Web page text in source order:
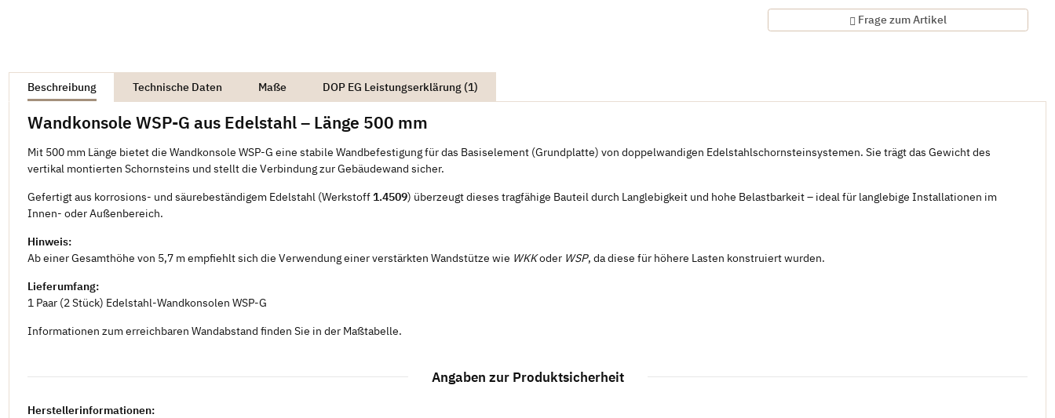
Frage zum Artikel
Beschreibung Technische Daten Maße DOP EG Leistungserklärung (1)
Wandkonsole WSP-G aus Edelstahl – Länge 500 mm
Mit 500 mm Länge bietet die Wandkonsole WSP-G eine stabile Wandbefestigung für das Basiselement (Grundplatte) von doppelwandigen Edelstahlschornsteinsystemen. Sie trägt das Gewicht des
vertikal montierten Schornsteins und stellt die Verbindung zur Gebäudewand sicher.
Gefertigt aus korrosions- und säurebeständigem Edelstahl (Werkstoff1.4509) überzeugt dieses tragfähige Bauteil durch Langlebigkeit und hohe Belastbarkeit – ideal für langlebige Installationen im
Innen- oder Außenbereich.
Hinweis:
Ab einer Gesamthöhe von 5,7 m empfiehlt sich die Verwendung einer verstärkten Wandstütze wie WKKoder WSP, da diese für höhere Lasten konstruiert wurden.
Lieferumfang:
1 Paar (2 Stück) Edelstahl-Wandkonsolen WSP-G
Informationen zum erreichbaren Wandabstand finden Sie in der Maßtabelle.
Angaben zur Produktsicherheit
Herstellerinformationen: